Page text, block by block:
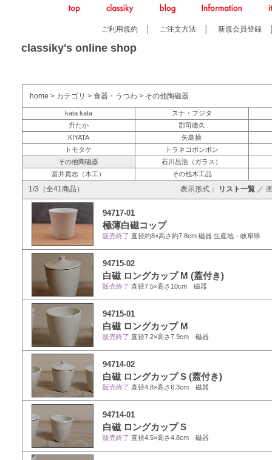
ご利用規約 ご注文方法 新規会員登録
classiky's online shop
home > カテゴリ > 食器・うつわ > その他陶磁器
kata kata
スナ・フジタ
升たか
郡司庸久
KIYATA
矢島操
トモタケ
トラネコボンボン
その他陶磁器
石川昌浩（ガラス）
富井貴志（木工）
その他木工品
1/3（全41商品） 表示形式： リスト一覧 ／
94717-01
極薄白磁コップ
販売終了 直径約8×高さ約7.8cm 磁器 生産地・岐阜県
94715-02
白磁 ロングカップ M (蓋付き)
販売終了 直径7.5×高さ10cm 磁器
94715-01
白磁 ロングカップ M
販売終了 直径7.2×高さ7.9cm 磁器
94714-02
白磁 ロングカップ S (蓋付き)
販売終了 直径4.8×高さ6.3cm 磁器
94714-01
白磁 ロングカップ S
販売終了 直径4.5×高さ4.8cm 磁器